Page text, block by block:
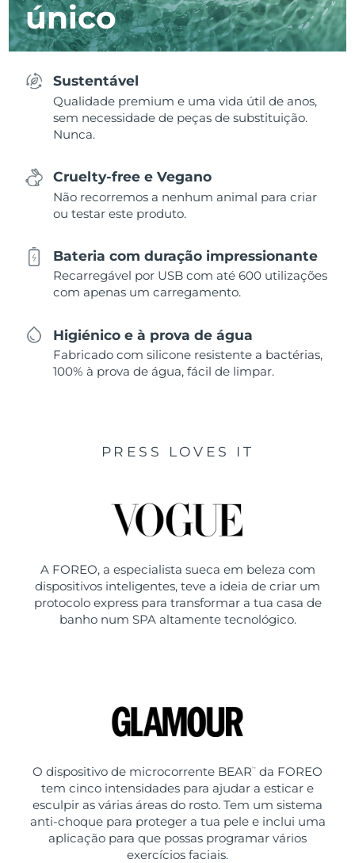
único
Sustentável
Qualidade premium e uma vida útil de anos,
sem necessidade de peças de substituição.
Nunca.
Cruelty-free e Vegano
Não recorremos a nenhum animal para criar
ou testar este produto.
Bateria com duração impressionante
Recarregável por USB com até 600 utilizações
com apenas um carregamento.
Higiénico e à prova de água
Fabricado com silicone resistente a bactérias,
100% à prova de água, fácil de limpar.
PRESS LOVES IT
A FOREO, a especialista sueca em beleza com
dispositivos inteligentes, teve a ideia de criar um
protocolo express para transformar a tua casa de
banho num SPA altamente tecnológico.
O dispositivo de microcorrente BEAR ™
da FOREO
tem cinco intensidades para ajudar a esticar e
esculpir as várias áreas do rosto. Tem um sistema
anti-choque para proteger a tua pele e inclui uma
aplicação para que possas programar vários
exercícios faciais.